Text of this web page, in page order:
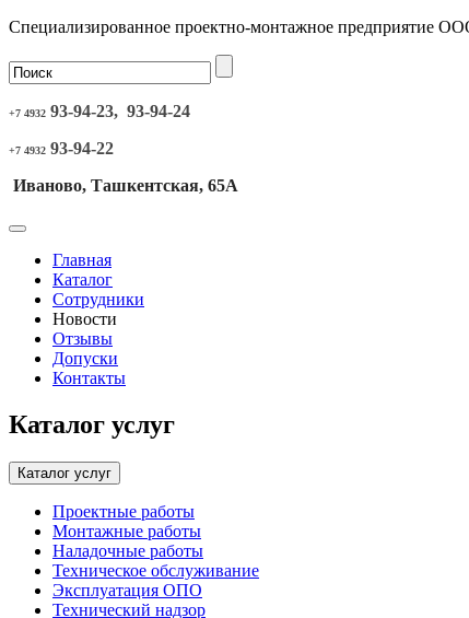
Специализированное проектно-монтажное предприятие
+7 4932 93-94-23, 93-94-24
+7 4932 93-94-22
Иваново, Ташкентская, 65А
Главная
Каталог
Сотрудники
Новости
Отзывы
Допуски
Контакты
Каталог услуг
Каталог услуг
Проектные работы
Монтажные работы
Наладочные работы
Техническое обслуживание
Эксплуатация ОПО
Технический надзор